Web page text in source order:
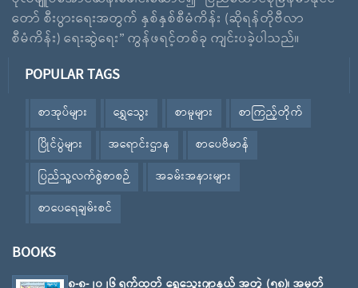
တော် စီးပွားရေးအတွက် နှစ်နှစ်စီမံကိန်း (ဆိုရန်တိုဗီလာ
စီမံကိန်း) ရေးဆွဲရေး” ကွန်ဖရင့်တစ်ခု ကျင်းပခဲ့ပါသည်။
POPULAR TAGS
စာအုပ်များ ရွှေသွေး စာမူများ
စာကြည့်တိုက်
ပြိုင်ပွဲများ
အရောင်းဌာန
စာပေဗိမာန်
ပြည်သူ့လက်စွဲစာစဉ်
အခမ်းအနားများ
စာပေရေချမ်းစင်
BOOKS